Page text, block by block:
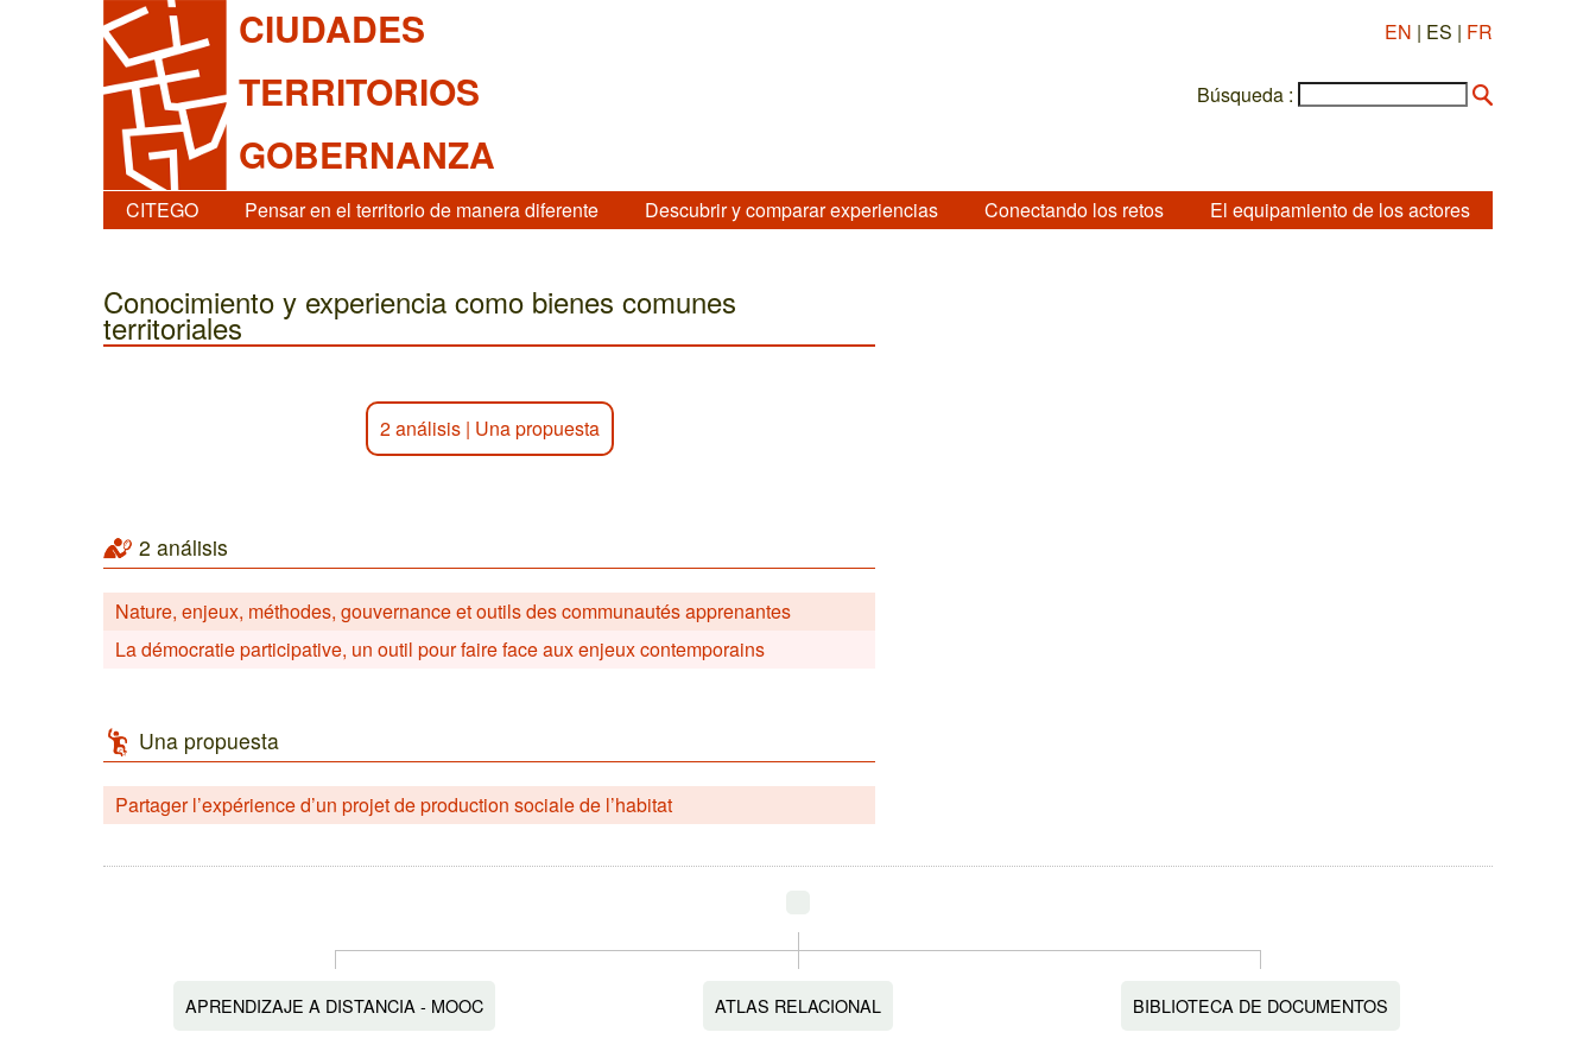
CIUDADES
TERRITORIOS
GOBERNANZA
EN | ES | FR
Búsqueda :
CITEGO Pensar en el territorio de manera diferente Descubrir y comparar experiencias Conectando los retos El equipamiento de los actores
Conocimiento y experiencia como bienes comunes
territoriales
2 análisis| Una propuesta
2 análisis
Nature, enjeux, méthodes, gouvernance et outils des communautés apprenantes
La démocratie participative, un outil pour faire face aux enjeux contemporains
Una propuesta
Partager l’expérience d’un projet de production sociale de l’habitat
APRENDIZAJE A DISTANCIA - MOOC ATLAS RELACIONAL BIBLIOTECA DE DOCUMENTOS